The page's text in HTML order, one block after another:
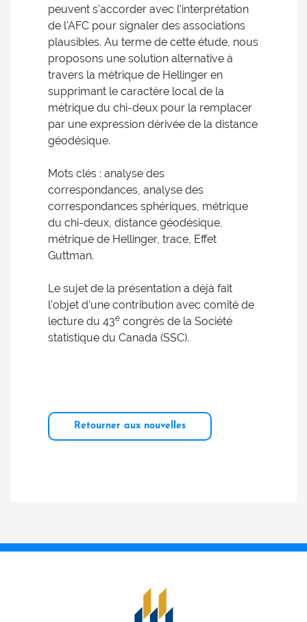
peuvent s'accorder avec l'interprétation
de l'AFC pour signaler des associations
plausibles. Au terme de cette étude, nous
proposons une solution alternative à
travers la métrique de Hellinger en
supprimant le caractère local de la
métrique du chi-deux pour la remplacer
par une expression dérivée de la distance
géodésique.
Mots clés : analyse des
correspondances, analyse des
correspondances sphériques, métrique
du chi-deux, distance géodésique,
métrique de Hellinger, trace, Effet
Guttman.
Le sujet de la présentation a déjà fait
l'objet d'une contribution avec comité de
lecture du 43e congrès de la Société
statistique du Canada (SSC).
Retourner aux nouvelles